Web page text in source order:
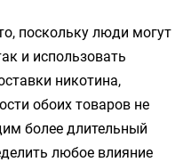
поскольку люди могут
и использовать
никотина,
обоих товаров не
более длительный
любое влияние